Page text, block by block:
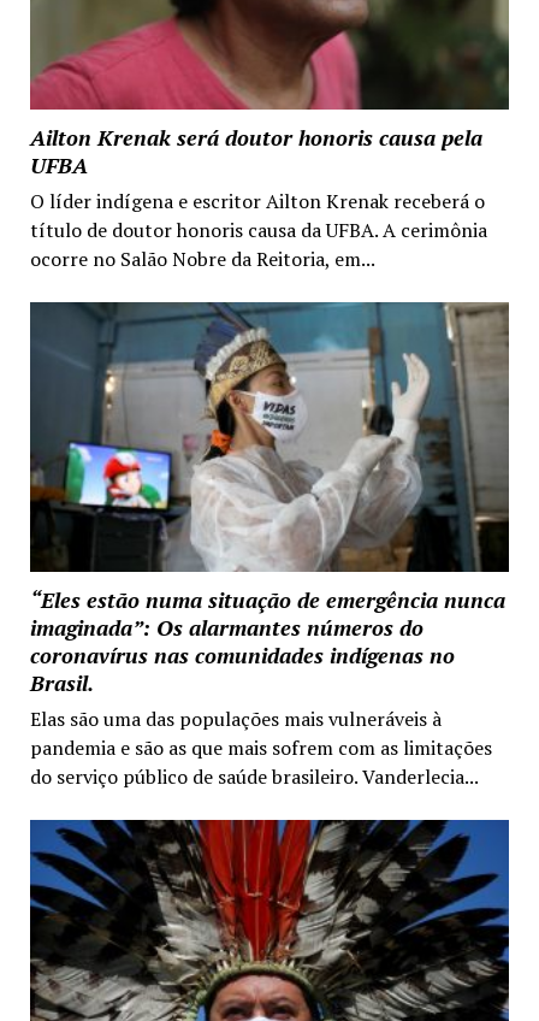
Ailton Krenak será doutor honoris causa pela
UFBA
O líder indígena e escritor Ailton Krenak receberá o
título de doutor honoris causa da UFBA. A cerimônia
ocorre no Salão Nobre da Reitoria, em...
“Eles estão numa situação de emergência nunca
imaginada”: Os alarmantes números do
coronavírus nas comunidades indígenas no
Brasil.
Elas são uma das populações mais vulneráveis à
pandemia e são as que mais sofrem com as limitações
do serviço público de saúde brasileiro. Vanderlecia...